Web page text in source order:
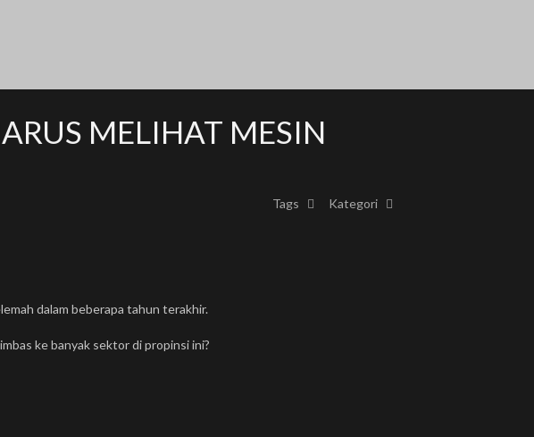
MELIHAT MESIN
Kategori
Tags
dalam beberapa tahun terakhir.
ke banyak sektor di propinsi ini?